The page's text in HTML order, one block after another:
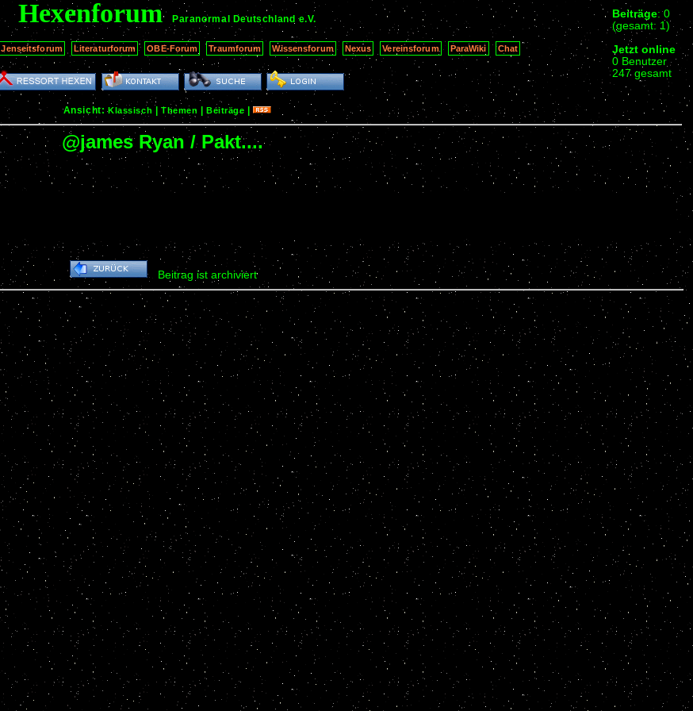
Beiträge: 0
(gesamt: 1)
Jetzt online
0 Benutzer
247 gesamt
Hexenforum Paranormal Deutschland e.V.
Jenseitsforum Literaturforum OBE-Forum Traumforum Wissensforum Nexus Vereinsforum ParaWiki Chat
Ansicht:Klassisch Themen |Beiträge |
@james Ryan / Pakt....
Beitrag ist archiviert